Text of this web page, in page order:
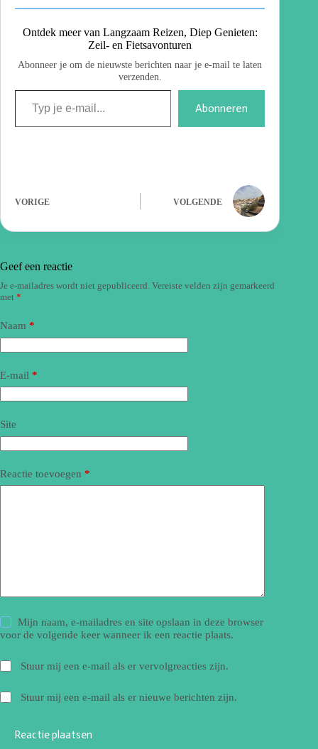
Ontdek meer van Langzaam Reizen, Diep Genieten:
Zeil- en Fietsavonturen
Abonneer je om de nieuwste berichten naar je e-mail te laten
verzenden.
Abonneren
VORIGE VOLGENDE
Geef een reactie
Je e-mailadres wordt niet gepubliceerd. Vereiste velden zijn gemarkeerd
met *
Naam *
E-mail *
Site
Reactie toevoegen *
Mijn naam, e-mailadres en site opslaan in deze browser
voor de volgende keer wanneer ik een reactie plaats.
Stuur mij een e-mail als er vervolgreacties zijn.
Stuur mij een e-mail als er nieuwe berichten zijn.
Reactie plaatsen